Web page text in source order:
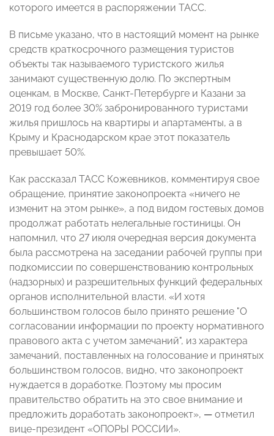
которого имеется в распоряжении ТАСС.
В письме указано, что в настоящий момент на рынке
средств краткосрочного размещения туристов
объекты так называемого туристского жилья
занимают существенную долю. По экспертным
оценкам, в Москве, Санкт-Петербурге и Казани за
2019 год более 30% забронированного туристами
жилья пришлось на квартиры и апартаменты, а в
Крыму и Краснодарском крае этот показатель
превышает 50%.
Как рассказал ТАСС Кожевников, комментируя свое
обращение, принятие законопроекта «ничего не
изменит на этом рынке», а под видом гостевых домов
продолжат работать нелегальные гостиницы. Он
напомнил, что 27 июля очередная версия документа
была рассмотрена на заседании рабочей группы при
подкомиссии по совершенствованию контрольных
(надзорных) и разрешительных функций федеральных
органов исполнительной власти. «И хотя
большинством голосов было принято решение "О
согласовании информации по проекту нормативного
правового акта с учетом замечаний", из характера
замечаний, поставленных на голосование и принятых
большинством голосов, видно, что законопроект
нуждается в доработке. Поэтому мы просим
правительство обратить на это свое внимание и
предложить доработать законопроект», — отметил
вице-президент «ОПОРЫ РОССИИ».